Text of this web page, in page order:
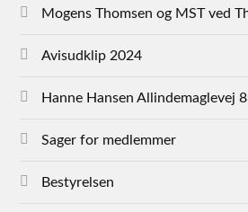
Mogens Thomsen og MST ved
Avisudklip 2024
Hanne Hansen Allindemaglevej
Sager for medlemmer
Bestyrelsen